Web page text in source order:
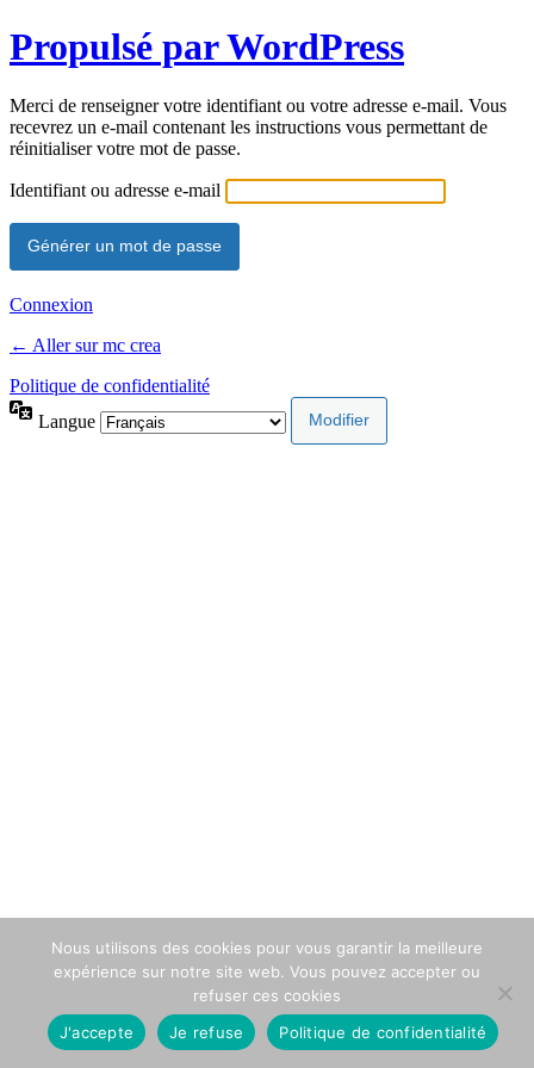
Propulsé par WordPress
Merci de renseigner votre identifiant ou votre adresse e-mail. Vous
recevrez un e-mail contenant les instructions vous permettant de
réinitialiser votre mot de passe.
Identifiant ou adresse e-mail
Connexion
← Aller sur mc crea
Politique de confidentialité
Langue
Nous utilisons des cookies pour vous garantir la meilleure
expérience sur notre site web. Vous pouvez accepter ou
refuser ces cookies
J'accepte
Je refuse Politique de confidentialité